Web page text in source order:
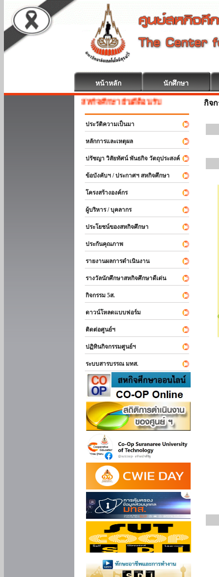
หน้าหลัก นักศึกษา
สหกิจศึกษา ยินดีต้อนรับ
ประวัติความเป็นมา
หลักการและเหตุผล
ปรัชญา วิสัยทัศน์ พันธกิจ วัตถุประสงค์
ข้อบังคับฯ / ประกาศฯ สหกิจศึกษา
โครงสร้างองค์กร
ผู้บริหาร / บุคลากร
ประโยชน์ของสหกิจศึกษา
ประกันคุณภาพ
รายงานผลการดำเนินงาน
รางวัลนักศึกษาสหกิจศึกษาดีเด่น
กิจกรรม 5ส.
ดาวน์โหลดแบบฟอร์ม
ติดต่อศูนย์ฯ
ปฏิทินกิจกรรมศูนย์ฯ
ระบบสารบรรณ มทส.
กิจ